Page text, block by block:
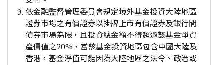
依金融監督管理委員會規定境外基金投資大陸地區
證券市場之有價證券以掛牌上市有價證券及銀行間
債券市場為限，且投資總金額不得超過該基金淨資
產價值之20%，當該基金投資地區包含中國大陸及
香港，基金淨值可能因為大陸地區之法令、政治或